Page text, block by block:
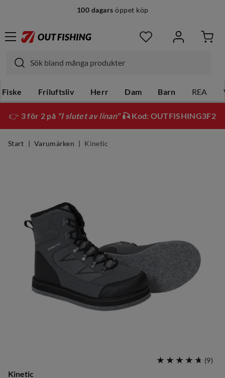
100 dagars öppet köp
Fiske Friluftsliv Herr Dam Barn REA
👉 3 för 2 på "I slutet av linan"🎣 Kod: OUTFISHING3F2
Start Varumärken Kinetic
(9)
Kinetic